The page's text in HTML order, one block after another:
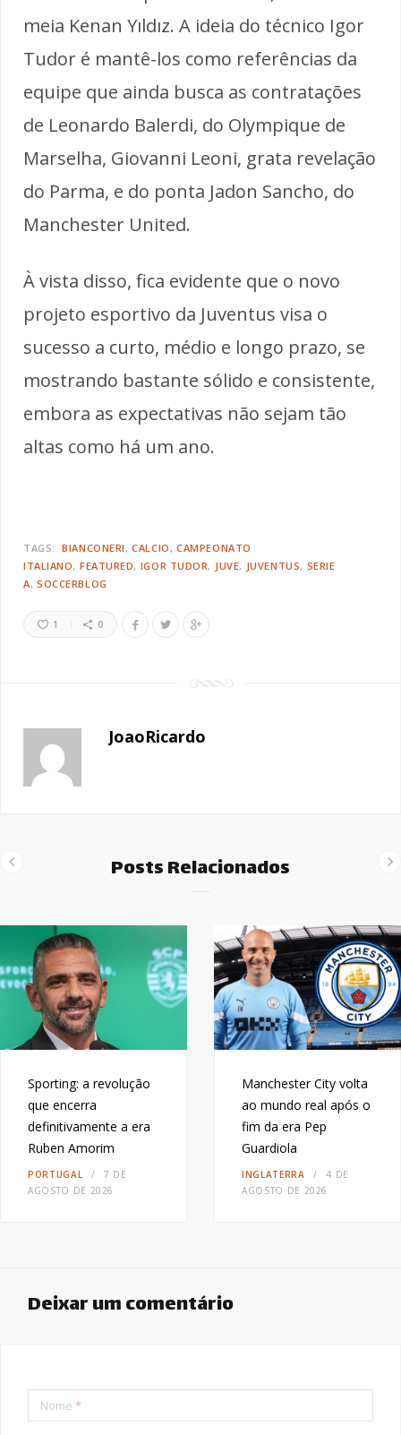
meia Kenan Yıldız. A ideia do técnico Igor
Tudor é mantê-los como referências da
equipe que ainda busca as contratações
de Leonardo Balerdi, do Olympique de
Marselha, Giovanni Leoni, grata revelação
do Parma, e do ponta Jadon Sancho, do
Manchester United.
À vista disso, fica evidente que o novo
projeto esportivo da Juventus visa o
sucesso a curto, médio e longo prazo, se
mostrando bastante sólido e consistente,
embora as expectativas não sejam tão
altas como há um ano.
TAGS: BIANCONERI CALCIO
CAMPEONATO
ITALIANO FEATURED IGOR TUDOR JUVE JUVENTUS SERIE
A SOCCERBLOG
1 0
JoaoRicardo
Posts Relacionados
Sporting: a revolução
que encerra
definitivamente a era
Ruben Amorim
PORTUGAL
7 DE
AGOSTO DE 2026
Manchester City volta
ao mundo real após o
fim da era Pep
Guardiola
INGLATERRA
4 DE
AGOSTO DE 2026
Deixar um comentário
Nome *